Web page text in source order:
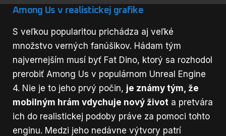
Among Us v realistickej grafike
S veľkou popularitou prichádza aj veľké
množstvo verných fanúšikov. Hádam tým
najvernejším musí byť Fat Dino, ktorý sa rozhodol
prerobiť Among Us v populárnom Unreal Engine
4. Nie je to jeho prvý počin, je známy tým, že
mobilným hrám vdychuje nový život a pretvára
ich do realistickej podoby práve za pomoci tohto
enginu. Medzi jeho nedávne výtvory patrí